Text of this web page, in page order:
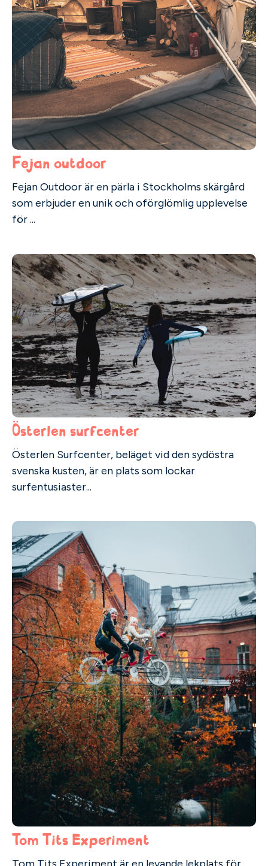
Fejan outdoor
Fejan Outdoor är en pärla i Stockholms skärgård
som erbjuder en unik och oförglömlig upplevelse
för ...
Österlen surfcenter
Österlen Surfcenter, beläget vid den sydöstra
svenska kusten, är en plats som lockar
surfentusiaster...
Tom Tits Experiment